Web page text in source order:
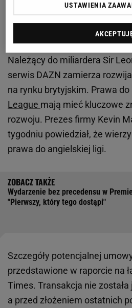
DAZN coraz bliżej przejęcia
Należący do miliardera Sir
serwis DAZN zamierza
na rynku brytyjskim. Prawa
League mają mieć kluczowe
rozwoju. Prezes firmy Kevin
tygodniu powiedział, że
prawa do angielskiej ligi.
Wydarzenie bez precedensu w
"Pierwszy, który tego dostąpi"
Szczegóły potencjalnej
przedstawione w raporcie na
Times. Transakcja nie
a przed złożeniem ostatnich
USTAWIENIA